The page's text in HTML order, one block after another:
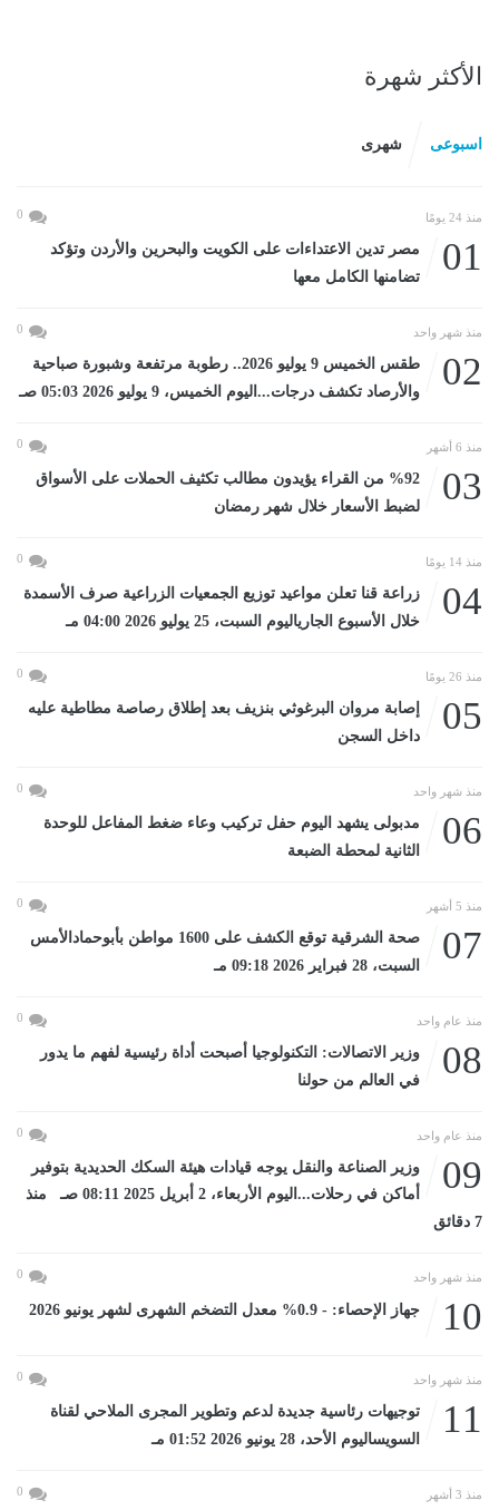
الأكثر شهرة
اسبوعى شهرى
منذ 24 يومًا 0
01
مصر تدين الاعتداءات على الكويت والبحرين والأردن وتؤكد
تضامنها الكامل معها
منذ شهر واحد 0
02
طقس الخميس 9 يوليو 2026.. رطوبة مرتفعة وشبورة صباحية
والأرصاد تكشف درجات...اليوم الخميس، 9 يوليو 2026 05:03 صـ
منذ 6 أشهر 0
03
%92 من القراء يؤيدون مطالب تكثيف الحملات على الأسواق
لضبط الأسعار خلال شهر رمضان
منذ 14 يومًا 0
04
زراعة قنا تعلن مواعيد توزيع الجمعيات الزراعية صرف الأسمدة
خلال الأسبوع الجارياليوم السبت، 25 يوليو 2026 04:00 مـ
منذ 26 يومًا 0
05
إصابة مروان البرغوثي بنزيف بعد إطلاق رصاصة مطاطية عليه
داخل السجن
منذ شهر واحد 0
06
مدبولى يشهد اليوم حفل تركيب وعاء ضغط المفاعل للوحدة
الثانية لمحطة الضبعة
منذ 5 أشهر 0
07
صحة الشرقية توقع الكشف على 1600 مواطن بأبوحمادالأمس
السبت، 28 فبراير 2026 09:18 مـ
منذ عام واحد 0
08
وزير الاتصالات: التكنولوجيا أصبحت أداة رئيسية لفهم ما يدور
في العالم من حولنا
منذ عام واحد 0
09
وزير الصناعة والنقل يوجه قيادات هيئة السكك الحديدية بتوفير
أماكن في رحلات...اليوم الأربعاء، 2 أبريل 2025 08:11 صـ منذ
7 دقائق
منذ شهر واحد 0
10 جهاز الإحصاء: - 0.9% معدل التضخم الشهرى لشهر يونيو 2026
منذ شهر واحد 0
11
توجيهات رئاسية جديدة لدعم وتطوير المجرى الملاحي لقناة
السويساليوم الأحد، 28 يونيو 2026 01:52 مـ
منذ 3 أشهر 0